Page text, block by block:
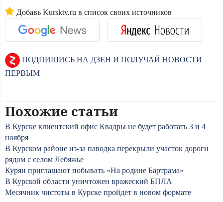
Добавь Kursktv.ru в список своих источников
ПОДПИШИСЬ НА ДЗЕН И ПОЛУЧАЙ НОВОСТИ
ПЕРВЫМ
Похожие статьи
В Курске клиентский офис Квадры не будет работать 3 и 4
ноября
В Курском районе из-за паводка перекрыли участок дороги
рядом с селом Лебяжье
Курян приглашают побывать «На родине Бартрама»
В Курской области уничтожен вражеский БПЛА
Месячник чистоты в Курске пройдет в новом формате